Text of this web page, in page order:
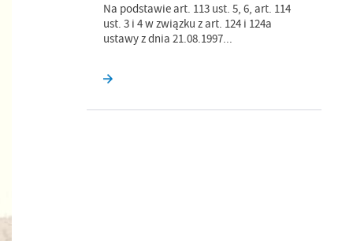
Na podstawie art. 113 ust. 5, 6, art. 114
ust. 3 i 4 w związku z art. 124 i 124a
ustawy z dnia 21.08.1997...